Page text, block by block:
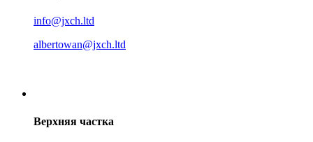
info@jxch.ltd
albertowan@jxch.ltd
Верхняя частка